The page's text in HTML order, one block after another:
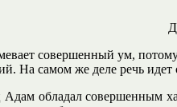
совершенный ум,
На самом же деле речь
обладал совершенным